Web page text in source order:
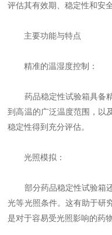
评估其有效期、稳定性和安全
主要功能与特点
精准的温湿度控制：
药品稳定性试验箱具备精
到高温的广泛温度范围，以
稳定性得到充分评估。
光照模拟：
部分药品稳定性试验箱还
光等光照条件。这有助于研
是对于容易受光照影响的药物